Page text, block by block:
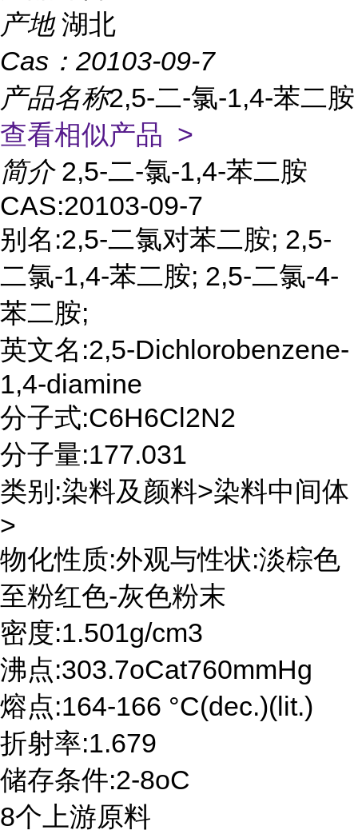
产地 湖北
Cas： 20103-09-7
产品名称2,5-二-氯-1,4-苯二胺
查看相似产品 >
简介 2,5-二-氯-1,4-苯二胺
CAS:20103-09-7
别名:2,5-二氯对苯二胺; 2,5-
二氯-1,4-苯二胺; 2,5-二氯-4-
苯二胺;
英文名:2,5-Dichlorobenzene-
1,4-diamine
分子式:C6H6Cl2N2
分子量:177.031
类别:染料及颜料>染料中间体
>
物化性质:外观与性状:淡棕色
至粉红色-灰色粉末
密度:1.501g/cm3
沸点:303.7oCat760mmHg
熔点:164-166 °C(dec.)(lit.)
折射率:1.679
储存条件:2-8oC
8个上游原料